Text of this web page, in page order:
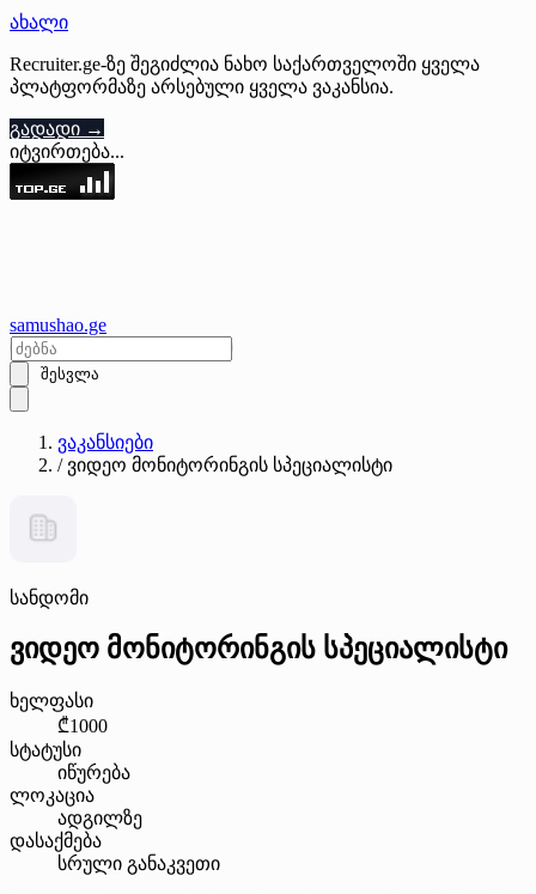
ახალი
Recruiter.ge-ზე შეგიძლია ნახო საქართველოში ყველა
პლატფორმაზე არსებული ყველა ვაკანსია.
გადადი →
იტვირთება...
samushao.ge
შესვლა
ვაკანსიები
/ ვიდეო მონიტორინგის სპეციალისტი
სანდომი
ვიდეო მონიტორინგის სპეციალისტი
ხელფასი
₾1000
სტატუსი
იწურება
ლოკაცია
ადგილზე
დასაქმება
სრული განაკვეთი